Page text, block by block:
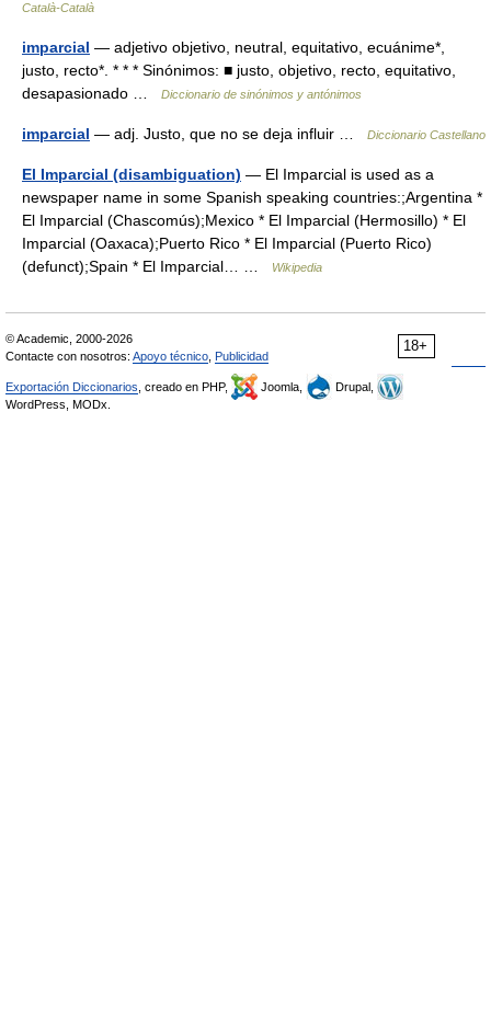
Català-Català
imparcial — adjetivo objetivo, neutral, equitativo, ecuánime*,
justo, recto*. * * * Sinónimos: ■ justo, objetivo, recto, equitativo,
desapasionado …
Diccionario de sinónimos y antónimos
imparcial — adj. Justo, que no se deja influir … Diccionario Castellano
El Imparcial (disambiguation) — El Imparcial is used as a
newspaper name in some Spanish speaking countries:;Argentina *
El Imparcial (Chascomús);Mexico * El Imparcial (Hermosillo) * El
Imparcial (Oaxaca);Puerto Rico * El Imparcial (Puerto Rico)
(defunct);Spain * El Imparcial… …
Wikipedia
18+
© Academic, 2000-2026
Contacte con nosotros: Apoyo técnico Publicidad
Exportación Diccionarios , creado en PHP, Joomla,
Drupal,
WordPress, MODx.